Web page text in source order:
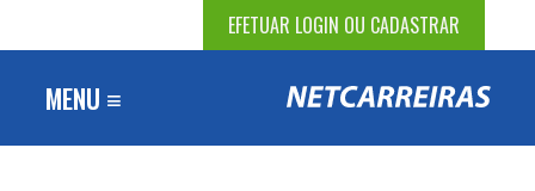
EFETUAR LOGIN OU CADASTRAR
MENU ≡